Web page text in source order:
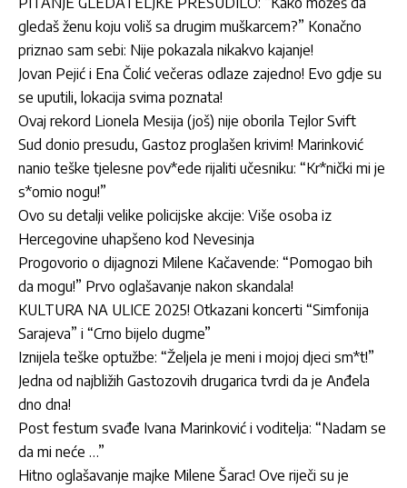
gledaš ženu koju voliš sa drugim muškarcem?” Konačno
priznao sam sebi: Nije pokazala nikakvo kajanje!
Jovan Pejić i Ena Čolić večeras odlaze zajedno! Evo gdje su
se uputili, lokacija svima poznata!
Ovaj rekord Lionela Mesija (još) nije oborila Tejlor Svift
Sud donio presudu, Gastoz proglašen krivim! Marinković
nanio teške tjelesne pov*ede rijaliti učesniku: “Kr*nički mi je
s*omio nogu!”
Ovo su detalji velike policijske akcije: Više osoba iz
Hercegovine uhapšeno kod Nevesinja
Progovorio o dijagnozi Milene Kačavende: “Pomogao bih
da mogu!” Prvo oglašavanje nakon skandala!
KULTURA NA ULICE 2025! Otkazani koncerti “Simfonija
Sarajeva” i “Crno bijelo dugme”
Iznijela teške optužbe: “Željela je meni i mojoj djeci sm*t!”
Jedna od najbližih Gastozovih drugarica tvrdi da je Anđela
dno dna!
Post festum svađe Ivana Marinković i voditelja: “Nadam se
da mi neće …”
Hitno oglašavanje majke Milene Šarac! Ove riječi su je